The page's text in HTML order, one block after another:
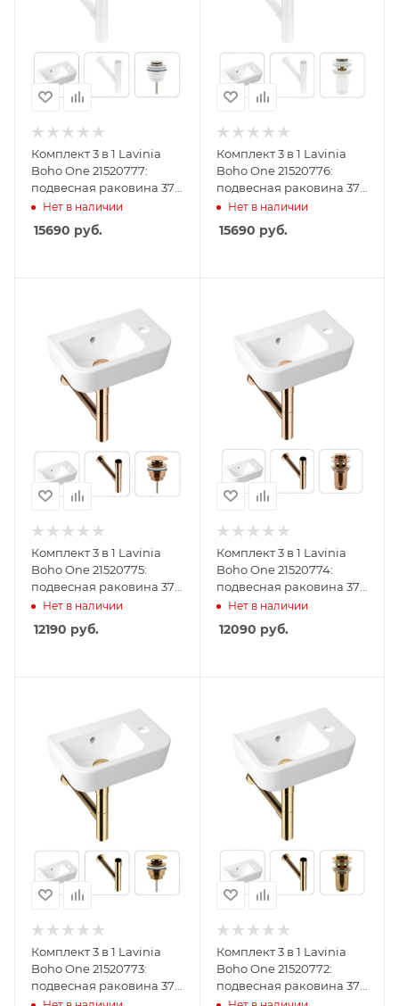
Комплект 3 в 1 Lavinia
Boho One 21520777:
подвесная раковина 37
см, металлический
сифон, донный клапан
Нет в наличии
15690 руб.
Комплект 3 в 1 Lavinia
Boho One 21520776:
подвесная раковина 37
см, металлический
сифон, донный клапан
Нет в наличии
15690 руб.
Комплект 3 в 1 Lavinia
Boho One 21520775:
подвесная раковина 37
см, металлический
сифон, донный клапан
Нет в наличии
12190 руб.
Комплект 3 в 1 Lavinia
Boho One 21520774:
подвесная раковина 37
см, металлический
сифон, донный клапан
Нет в наличии
12090 руб.
Комплект 3 в 1 Lavinia
Boho One 21520773:
подвесная раковина 37
см, металлический
Комплект 3 в 1 Lavinia
Boho One 21520772:
подвесная раковина 37
см, металлический